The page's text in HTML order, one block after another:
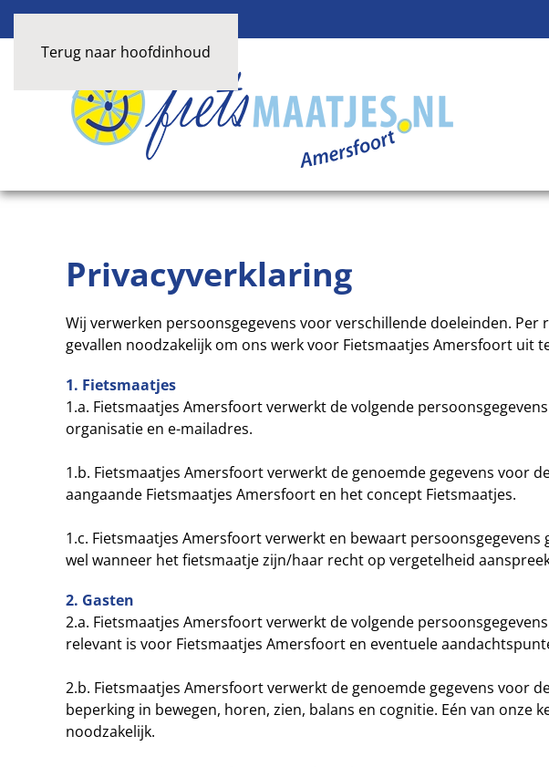
Terug naar hoofdinhoud
Privacyverklaring
Wij verwerken persoonsgegevens voor verschillende doeleinden.
gevallen noodzakelijk om ons werk voor Fietsmaatjes Amersfoort uit
1. Fietsmaatjes
1.a. Fietsmaatjes Amersfoort verwerkt de volgende
organisatie en e-mailadres.
1.b. Fietsmaatjes Amersfoort verwerkt de genoemde gegevens voor
aangaande Fietsmaatjes Amersfoort en het concept Fietsmaatjes.
1.c. Fietsmaatjes Amersfoort verwerkt en bewaart
wel wanneer het fietsmaatje zijn/haar recht op vergetelheid
2. Gasten
2.a. Fietsmaatjes Amersfoort verwerkt de volgende
relevant is voor Fietsmaatjes Amersfoort en eventuele
2.b. Fietsmaatjes Amersfoort verwerkt de genoemde gegevens voor
beperking in bewegen, horen, zien, balans en cognitie. Eén van
noodzakelijk.